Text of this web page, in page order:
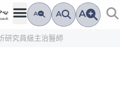
A A A
研究員級主治醫師